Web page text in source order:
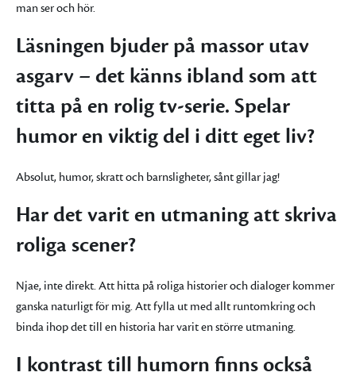
man ser och hör.
Läsningen bjuder på massor utav
asgarv – det känns ibland som att
titta på en rolig tv-serie. Spelar
humor en viktig del i ditt eget liv?
Absolut, humor, skratt och barnsligheter, sånt gillar jag!
Har det varit en utmaning att skriva
roliga scener?
Njae, inte direkt. Att hitta på roliga historier och dialoger kommer
ganska naturligt för mig. Att fylla ut med allt runtomkring och
binda ihop det till en historia har varit en större utmaning.
I kontrast till humorn finns också